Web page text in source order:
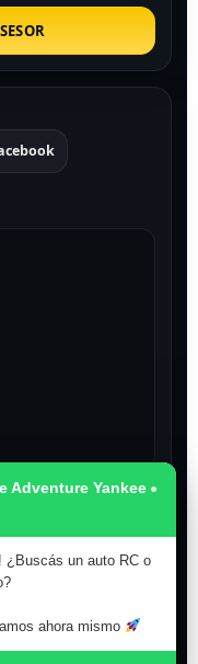
Adventure Yankee
¿Buscás un auto RC o
ahora mismo